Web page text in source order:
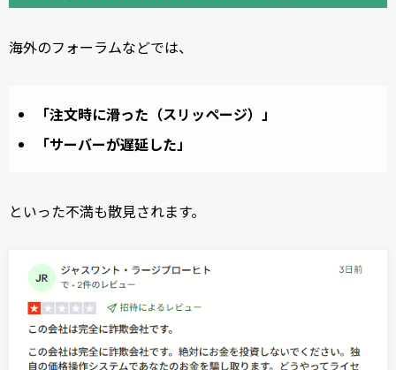
海外のフォーラムなどでは、
「注文時に滑った（スリッページ）」
「サーバーが遅延した」
といった不満も散見されます。